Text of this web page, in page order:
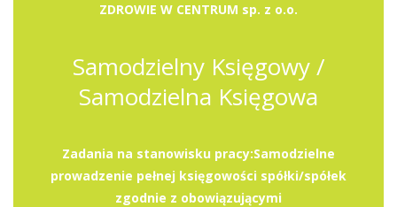
ZDROWIE W CENTRUM sp. z o.o.
Samodzielny Księgowy /
Samodzielna Księgowa
Zadania na stanowisku pracy:Samodzielne
prowadzenie pełnej księgowości spółki/spółek
zgodnie z obowiązującymi